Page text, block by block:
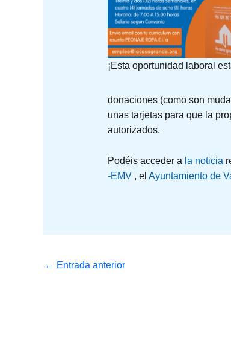
¡Esta oportunidad laboral
donaciones (como son
unas tarjetas para que la
autorizados.
Podéis acceder a la noticia
-EMV , el Ayuntamiento de
← Entrada anterior